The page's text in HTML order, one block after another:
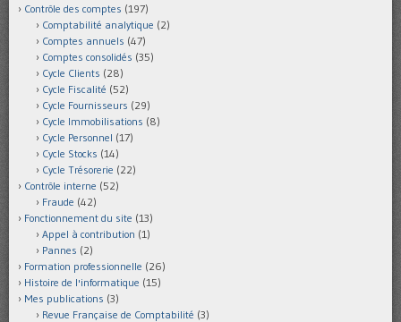
Contrôle des comptes (197)
Comptabilité analytique (2)
Comptes annuels (47)
Comptes consolidés (35)
Cycle Clients (28)
Cycle Fiscalité (52)
Cycle Fournisseurs (29)
Cycle Immobilisations (8)
Cycle Personnel (17)
Cycle Stocks (14)
Cycle Trésorerie (22)
Contrôle interne (52)
Fraude (42)
Fonctionnement du site (13)
Appel à contribution (1)
Pannes (2)
Formation professionnelle (26)
Histoire de l'informatique (15)
Mes publications (3)
Revue Française de Comptabilité (3)